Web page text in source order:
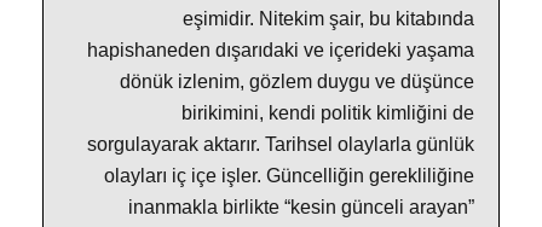
eşimidir. Nitekim şair, bu kitabında
hapishaneden dışarıdaki ve içerideki yaşama
dönük izlenim, gözlem duygu ve düşünce
birikimini, kendi politik kimliğini de
sorgulayarak aktarır. Tarihsel olaylarla günlük
olayları iç içe işler. Güncelliğin gerekliliğine
inanmakla birlikte “kesin günceli arayan”